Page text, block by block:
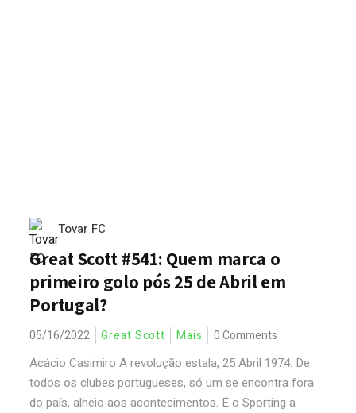
Tovar FC
Great Scott #541: Quem marca o
primeiro golo pós 25 de Abril em
Portugal?
05/16/2022 Great Scott Mais 0 Comments
Acácio Casimiro A revolução estala, 25 Abril 1974. De
todos os clubes portugueses, só um se encontra fora
do país, alheio aos acontecimentos. É o Sporting a